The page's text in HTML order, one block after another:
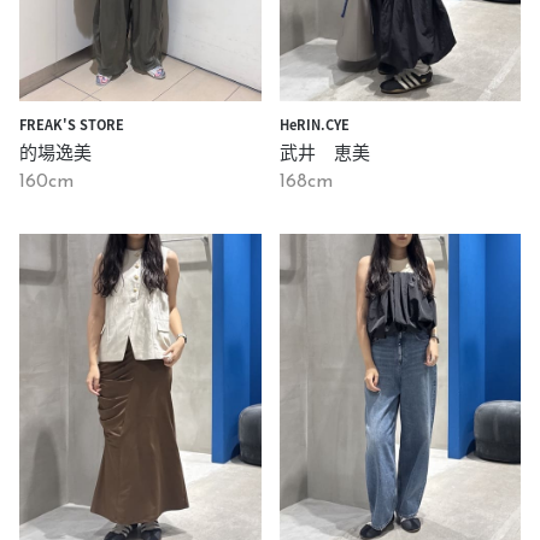
FREAK'S STORE
的場逸美
160cm
HeRIN.CYE
武井 恵美
168cm